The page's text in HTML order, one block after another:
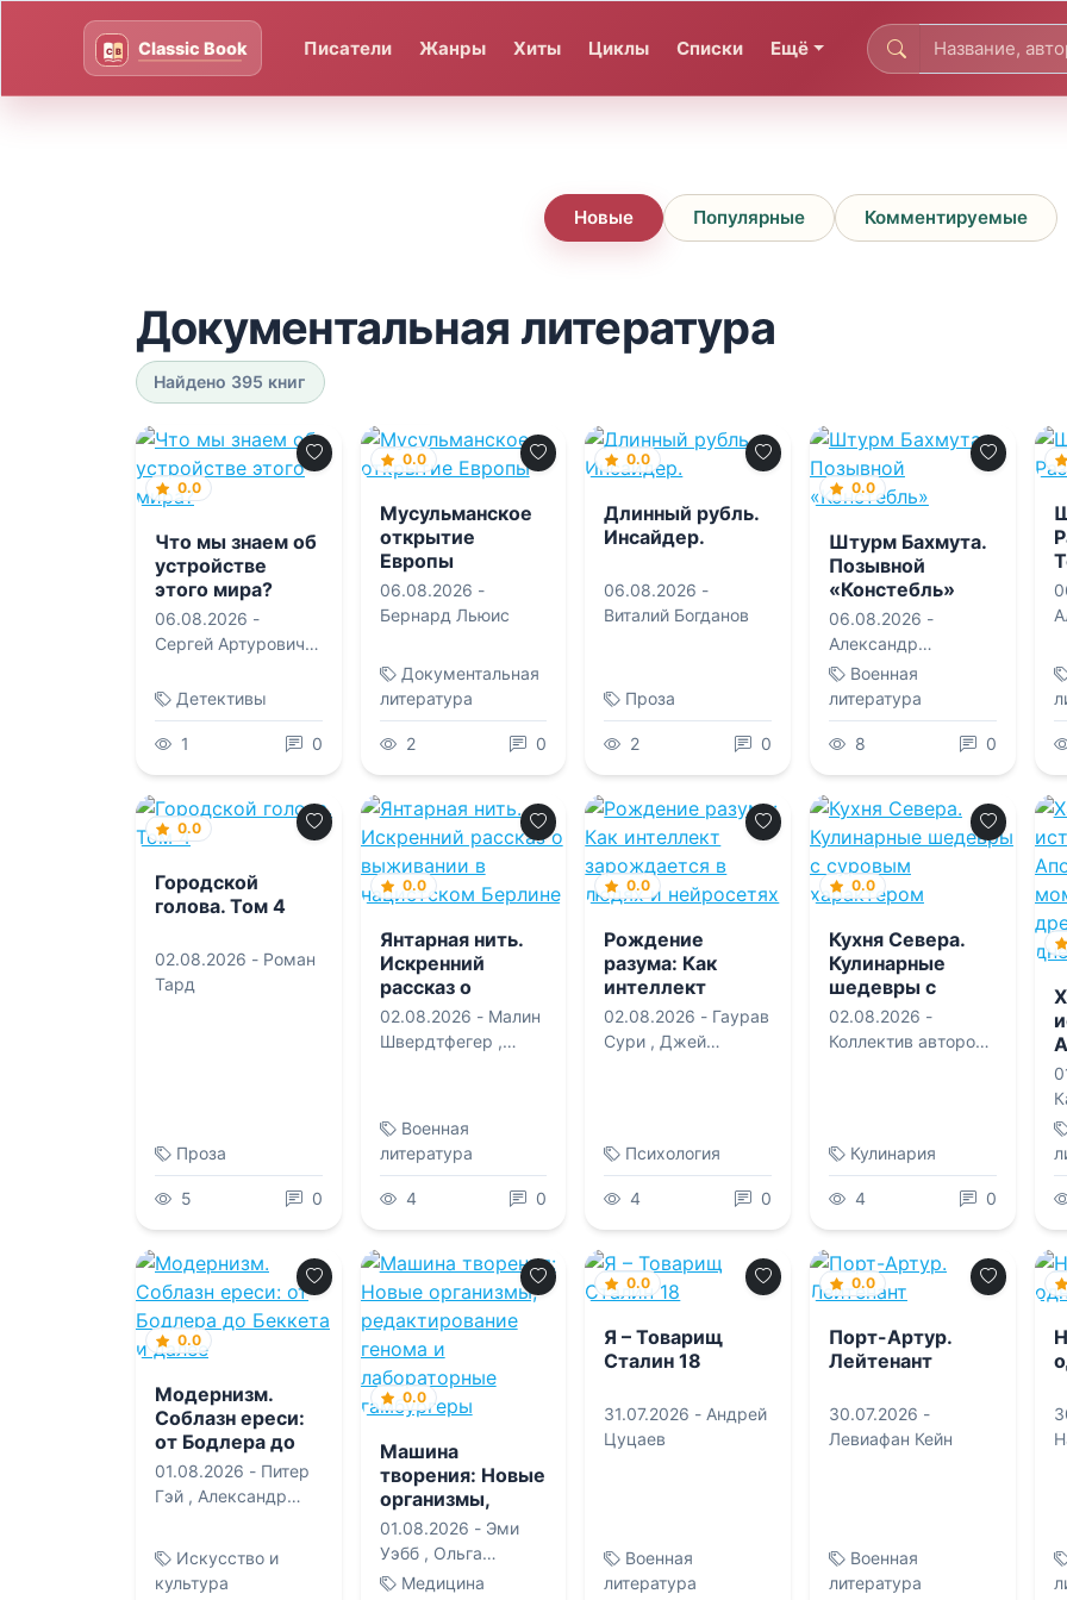
Писатели Жанры Хиты Циклы Списки Ещё
Новые Популярные Комментируемые
Документальная литература
Найдено 395 книг
0.0
Что мы знаем об
устройстве
этого мира?
06.08.2026 -
Сергей Артурович
Детективы
1 0
0.0
Мусульманское
открытие
Европы
06.08.2026 -
Бернард Льюис
Документальная
литература
2 0
0.0
Длинный рубль.
Инсайдер.
06.08.2026 -
Виталий Богданов
Проза
2 0
0.0
Штурм Бахмута.
Позывной
«Констебль»
06.08.2026 -
Александр
«Писатель»
Савицкий ,
Константин
«Констебль»
Военная
литература
8 0
0.0
Городской
голова. Том 4
02.08.2026 - Роман
Тард
Проза
5 0
0.0
Янтарная нить.
Искренний
рассказ о
выживании в
нацистском
Берлине
02.08.2026 - Малин
Швердтфегер ,
Христофорова
Военная
литература
4 0
0.0
Рождение
разума: Как
интеллект
зарождается в
людях и
нейросетях
02.08.2026 - Гаурав
Сури ,Джей
Психология
4 0
0.0
Кухня Севера.
Кулинарные
шедевры с
суровым
характером
02.08.2026 -
Коллектив авторов
Кулинария
4 0
0.0
Модернизм.
Соблазн ереси:
от Бодлера до
Беккета и далее
01.08.2026 - Питер
Гэй , Александр
Ирина Михайловна
Заславская
Искусство и
культура
0.0
Машина
творения: Новые
организмы,
редактирование
генома и
лабораторные
гамбургеры
01.08.2026 - Эми
Уэбб , Ольга
Андреевна
Медицина
0.0
Я – Товарищ
Сталин 18
31.07.2026 -Андрей
Цуцаев
Военная
литература
0.0
Порт-Артур.
Лейтенант
30.07.2026 -
Левиафан Кейн
Военная
литература